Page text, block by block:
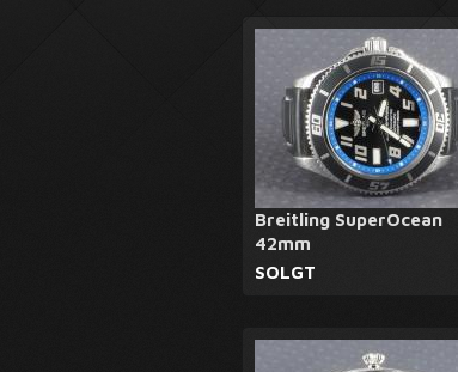
Breitling SuperOcean
42mm
SOLGT